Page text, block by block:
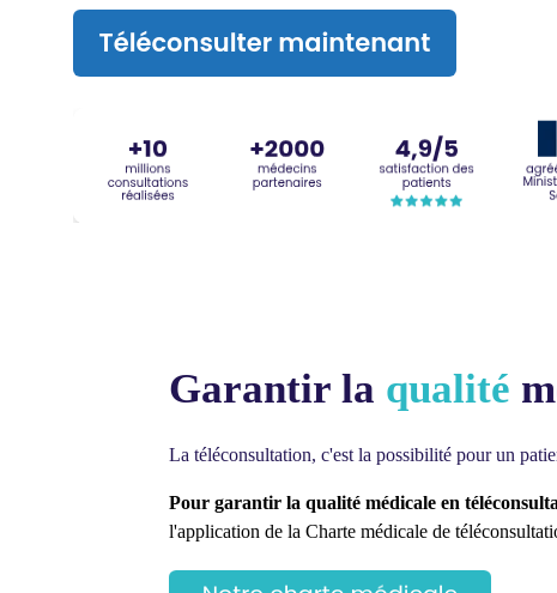
Garantir la qualité
La téléconsultation, c'est la possibilité pour un
Pour garantir la qualité médicale en
l'application de la Charte médicale de